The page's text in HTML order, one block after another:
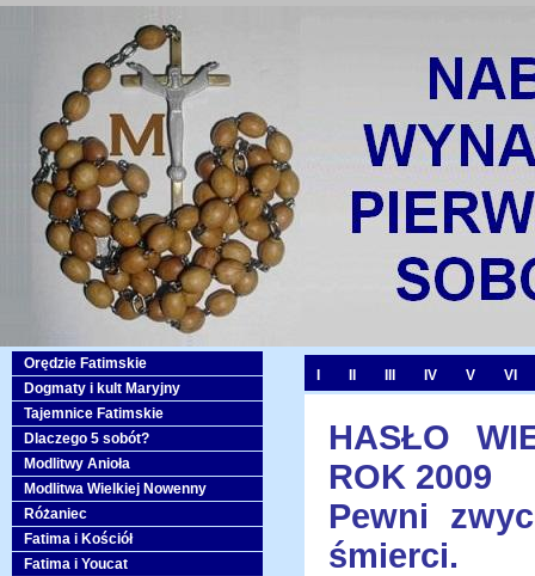
IV V VI
HASŁO
ROK 2009
Pewni
śmierci.
Orędzie Fatimskie
Dogmaty i kult Maryjny
Tajemnice Fatimskie
Dlaczego 5 sobót?
Modlitwy Anioła
Modlitwa Wielkiej Nowenny
Różaniec
Fatima i Kościół
Fatima i Youcat